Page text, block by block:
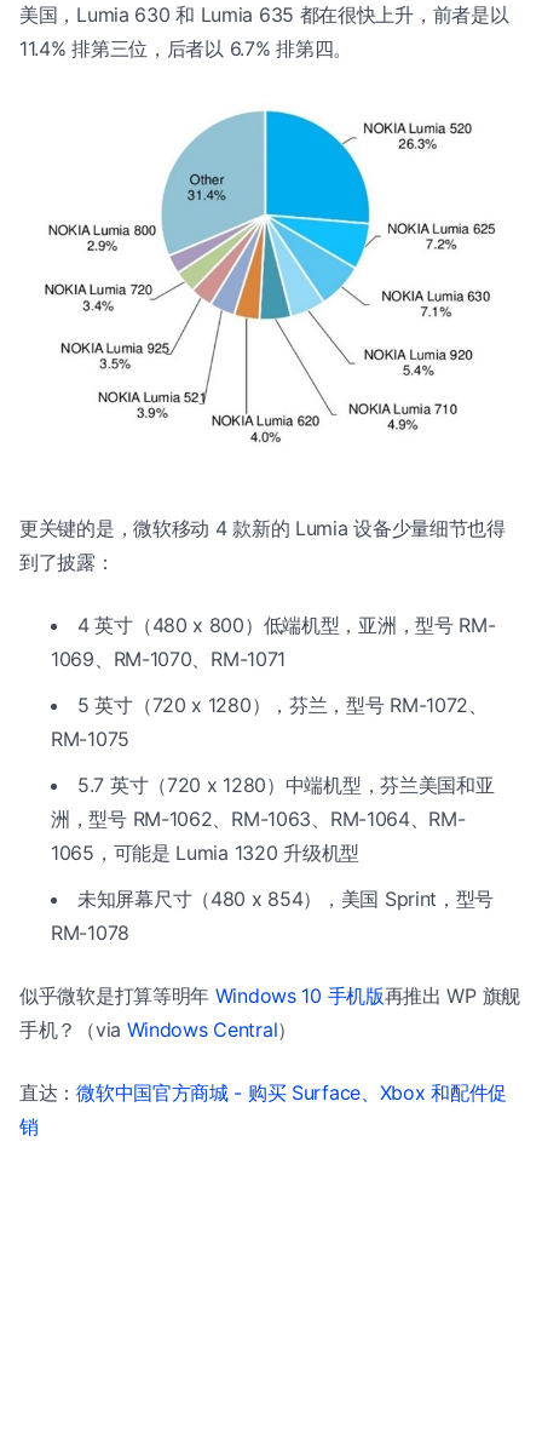
美国，Lumia 630 和 Lumia 635 都在很快上升，前者是以
11.4% 排第三位，后者以 6.7% 排第四。
更关键的是，微软移动 4 款新的 Lumia 设备少量细节也得
到了披露：
4 英寸（480 x 800）低端机型，亚洲，型号 RM-
1069、RM-1070、RM-1071
5 英寸（720 x 1280），芬兰，型号 RM-1072、
RM-1075
5.7 英寸（720 x 1280）中端机型，芬兰美国和亚
洲，型号 RM-1062、RM-1063、RM-1064、RM-
1065，可能是 Lumia 1320 升级机型
未知屏幕尺寸（480 x 854），美国 Sprint，型号
RM-1078
似乎微软是打算等明年 Windows 10 手机版再推出 WP 旗舰
手机？（via Windows Central）
直达：微软中国官方商城 - 购买 Surface、Xbox 和配件促
销